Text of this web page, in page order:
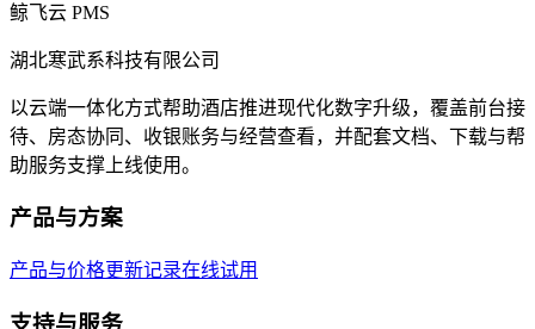
鲸飞云 PMS
湖北寒武系科技有限公司
以云端一体化方式帮助酒店推进现代化数字升级，覆盖前台接
待、房态协同、收银账务与经营查看，并配套文档、下载与帮
助服务支撑上线使用。
产品与方案
产品与价格更新记录在线试用
支持与服务